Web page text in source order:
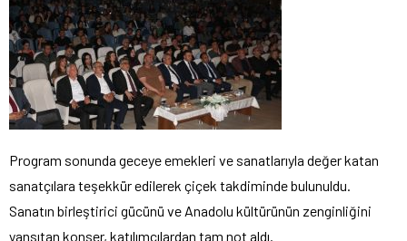
Program sonunda geceye emekleri ve sanatlarıyla değer katan
sanatçılara teşekkür edilerek çiçek takdiminde bulunuldu.
Sanatın birleştirici gücünü ve Anadolu kültürünün zenginliğini
yansıtan konser, katılımcılardan tam not aldı.